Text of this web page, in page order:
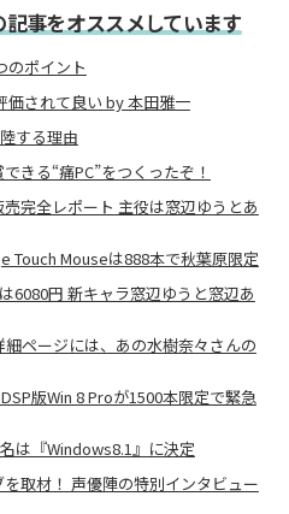
事をオススメしています
のポイント
価されて良い by 本田雅一
する理由
きる“痛PC”をつくったぞ！
完全レポート 主役は窓辺ゆうとあ
Touch Mouseは888本で秋葉原限定
6080円 新キャラ窓辺ゆうと窓辺あ
ページには、あの水樹奈々さんの
版Win 8 Proが1500本限定で緊急
は『Windows8.1』に決定
取材！ 声優陣の特別インタビュー